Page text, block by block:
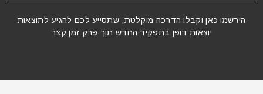
הירשמו כאן וקבלו הדרכה מוקלטת, שתסייע לכם להגיע לתוצאות
יוצאות דופן בתפקיד החדש תוך פרק זמן קצר